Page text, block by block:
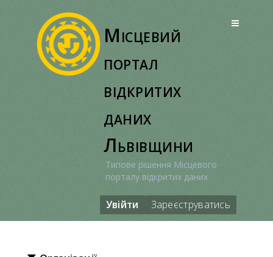
Місцевий
портал
відкритих
даних
Львівщини
Типове рішення Місцевого
порталу відкритих даних
Увійти Зареєструватись